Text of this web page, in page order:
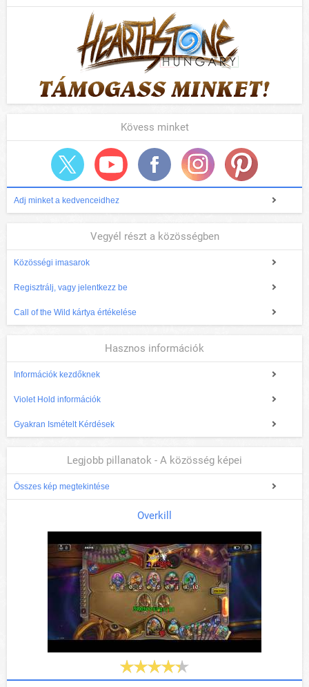
Kövess minket
Adj minket a kedvenceidhez
Vegyél részt a közösségben
Közösségi imasarok
Regisztrálj, vagy jelentkezz be
Call of the Wild kártya értékelése
Hasznos információk
Információk kezdőknek
Violet Hold információk
Gyakran Ismételt Kérdések
Legjobb pillanatok - A közösség képei
Összes kép megtekintése
Overkill